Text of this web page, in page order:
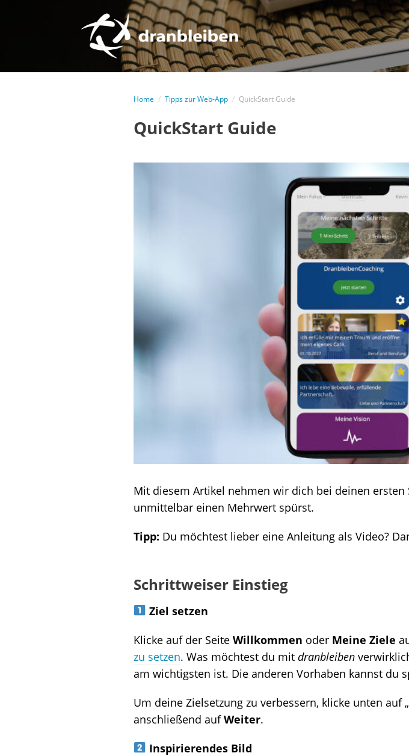
Home / Tipps zur Web-App / QuickStart Guide
QuickStart Guide
Mit diesem Artikel nehmen wir dich bei deinen
unmittelbar einen Mehrwert spürst.
Tipp: Du möchtest lieber eine Anleitung als Video?
Schrittweiser Einstieg
Ziel setzen
Klicke auf der Seite Willkommen oder Meine Ziele
zu setzen. Was möchtest du mit dranbleiben
am wichtigsten ist. Die anderen Vorhaben kannst du
Um deine Zielsetzung zu verbessern, klicke unten auf
anschließend aufWeiter.
Inspirierendes Bild